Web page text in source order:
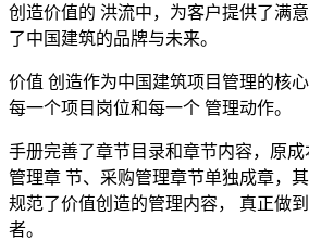
创造价值的 洪流中，为客户提供了满
了中国建筑的品牌与未来。
价值 创造作为中国建筑项目管理的核
每一个项目岗位和每一个 管理动作。
手册完善了章节目录和章节内容，原
管理章 节、采购管理章节单独成章，
规范了价值创造的管理内容， 真正做
者。